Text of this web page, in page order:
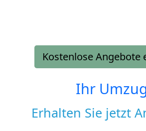
Kostenlose Angebote
Ihr
Erhalten Sie jetzt